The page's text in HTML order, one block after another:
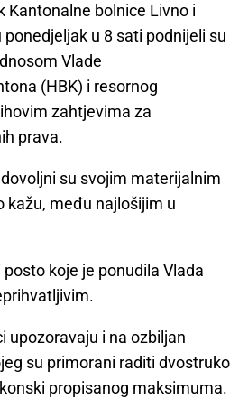
Kantonalne bolnice Livno i
u 8 sati podnijeli su
Vlade
(HBK) i resornog
zahtjevima za
prava.
su svojim materijalnim
kažu, među najlošijim u
koje je ponudila Vlada
upozoravaju i na ozbiljan
su primorani raditi dvostruko
propisanog maksimuma.